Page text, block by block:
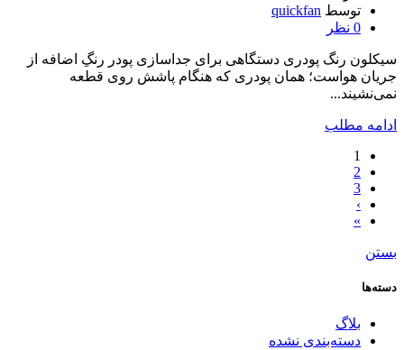
توسط quickfan
0 نظر
سیکلون رنگ پودری دستگاهی برای جداسازی پودر رنگِ اضافه از
جریان هواست؛ همان پودری که هنگام پاشش روی قطعه
نمی‌نشیند...
ادامه مطلب
1
2
3
›
»
بستن
دسته‌ها
بلاگ
دسته‌بندی نشده